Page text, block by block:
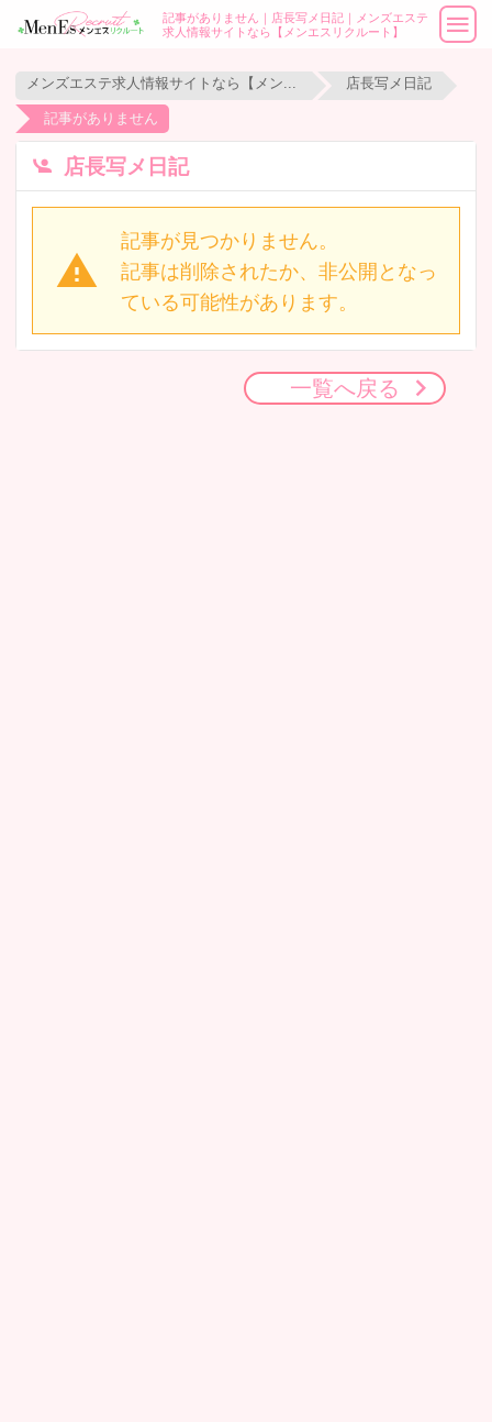
記事がありません｜店長写メ日記｜メンズエステ
求人情報サイトなら【メンエスリクルート】
店長写メ日記
記事がありません
店長写メ日記
記事が見つかりません。
記事は削除されたか、非公開となっ
ている可能性があります。
一覧へ戻る